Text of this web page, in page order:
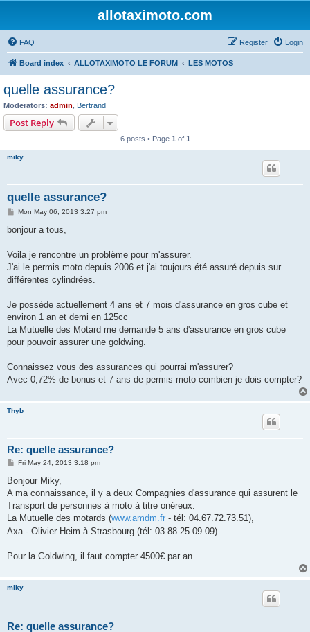
allotaximoto.com
FAQ Login
Register
Board index ALLOTAXIMOTO LE FORUM LES MOTOS
quelle assurance?
Moderators: admin Bertrand
Post Reply
6 posts • Page 1 of 1
miky
quelle assurance?
P
s
Mon May 06, 2013 3:27 pm
bonjour a tous,
Voila je rencontre un problème pour m'assurer.
J'ai le permis moto depuis 2006 et j'ai toujours été assuré depuis sur
différentes cylindrées.
Je possède actuellement 4 ans et 7 mois d'assurance en gros cube et
environ 1 an et demi en 125cc
La Mutuelle des Motard me demande 5 ans d'assurance en gros cube
pour pouvoir assurer une goldwing.
Connaissez vous des assurances qui pourrai m'assurer?
Avec 0,72% de bonus et 7 ans de permis moto combien je dois compter?
Thyb
Re: quelle assurance?
P
s
Fri May 24, 2013 3:18 pm
Bonjour Miky,
A ma connaissance, il y a deux Compagnies d'assurance qui assurent le
Transport de personnes à moto à titre onéreux:
La Mutuelle des motards (www.amdm.fr - tél: 04.67.72.73.51),
Axa - Olivier Heim à Strasbourg (tél: 03.88.25.09.09).
Pour la Goldwing, il faut compter 4500€ par an.
miky
Re: quelle assurance?